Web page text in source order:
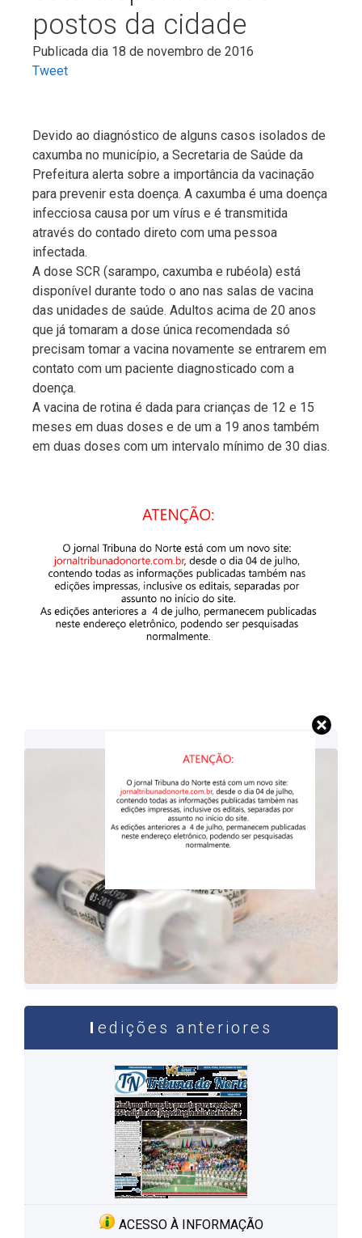
postos da cidade
Publicada dia 18 de novembro de 2016
Tweet
Devido ao diagnóstico de alguns casos isolados de
caxumba no município, a Secretaria de Saúde da
Prefeitura alerta sobre a importância da vacinação
para prevenir esta doença. A caxumba é uma doença
infecciosa causa por um vírus e é transmitida
através do contado direto com uma pessoa
infectada.
A dose SCR (sarampo, caxumba e rubéola) está
disponível durante todo o ano nas salas de vacina
das unidades de saúde. Adultos acima de 20 anos
que já tomaram a dose única recomendada só
precisam tomar a vacina novamente se entrarem em
contato com um paciente diagnosticado com a
doença.
A vacina de rotina é dada para crianças de 12 e 15
meses em duas doses e de um a 19 anos também
em duas doses com um intervalo mínimo de 30 dias.
edições anteriores
ACESSO À INFORMAÇÃO